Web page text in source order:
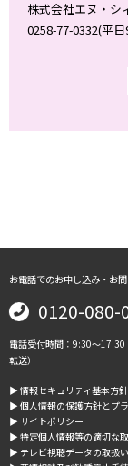
株式会社エヌ・シ
0258-77-0332(平
お電話でのお申し込み・お
0120-080-
電話受付時間：9:30～
転送）
▶︎ 情報セキュリティ基本方針
▶︎ 個人情報の保護方針とプ
▶︎ サイトポリシー
▶︎ 特定個人情報等の適切な
▶︎ テレビ視聴データの取扱